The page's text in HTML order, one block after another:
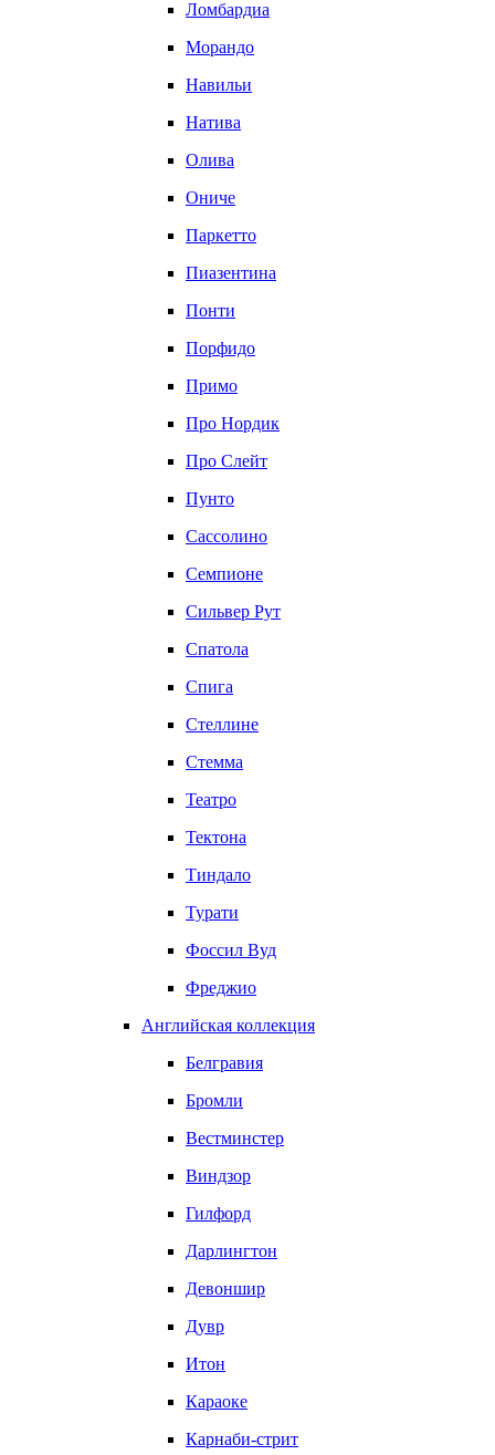
Ломбардиа
Морандо
Навильи
Натива
Олива
Ониче
Паркетто
Пиазентина
Понти
Порфидо
Примо
Про Нордик
Про Слейт
Пунто
Сассолино
Семпионе
Сильвер Рут
Спатола
Спига
Стеллине
Стемма
Театро
Тектона
Тиндало
Турати
Фоссил Вуд
Фреджио
Английская коллекция
Белгравия
Бромли
Вестминстер
Виндзор
Гилфорд
Дарлингтон
Девоншир
Дувр
Итон
Караоке
Карнаби-стрит